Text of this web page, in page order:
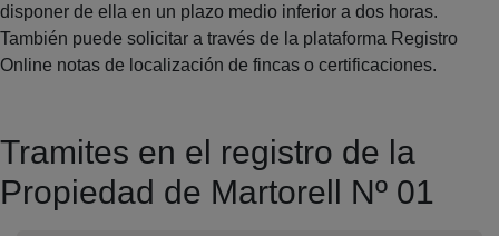
disponer de ella en un plazo medio inferior a dos horas.
También puede solicitar a través de la plataforma Registro
Online notas de localización de fincas o certificaciones.
Tramites en el registro de la
Propiedad de Martorell Nº 01